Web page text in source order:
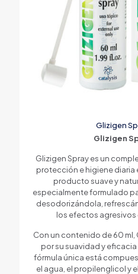
Glizigen
Glizigen
Glizigen Spray es un
protección e higiene diaria
producto suave y
especialmente formulado
desodorizándola,
los efectos agresivos
Con un contenido de 60 ml,
por su suavidad y
fórmula única está
el agua, el propilenglicol y